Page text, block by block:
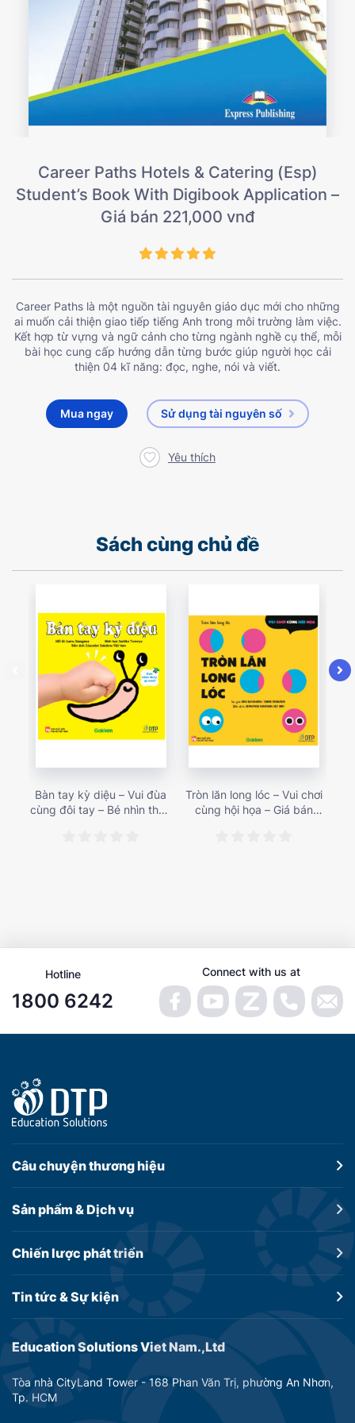
Career Paths Hotels & Catering (Esp)
Student’s Book With Digibook Application –
Giá bán 221,000 vnđ
Career Paths là một nguồn tài nguyên giáo dục mới cho những
ai muốn cải thiện giao tiếp tiếng Anh trong môi trường làm việc.
Kết hợp từ vựng và ngữ cảnh cho từng ngành nghề cụ thể, mỗi
bài học cung cấp hướng dẫn từng bước giúp người học cải
thiện 04 kĩ năng: đọc, nghe, nói và viết.
Mua ngay Sử dụng tài nguyên số
Yêu thích
Sách cùng chủ đề
Bàn tay kỳ diệu – Vui đùa
cùng đôi tay – Bé nhìn thấy
Tròn lăn long lóc – Vui chơi
cùng hội họa – Giá bán
Hotline
1800 6242
Connect with us at
Education Solutions Viet Nam.,Ltd
Tòa nhà CityLand Tower - 168 Phan Văn Trị, phường An Nhơn,
Tp. HCM
Câu chuyệnthương hiệu
Sản phẩm &Dịch vụ
Chiến lược phát triển
Tin tức &Sự kiện